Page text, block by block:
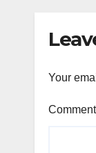
Your
Comment